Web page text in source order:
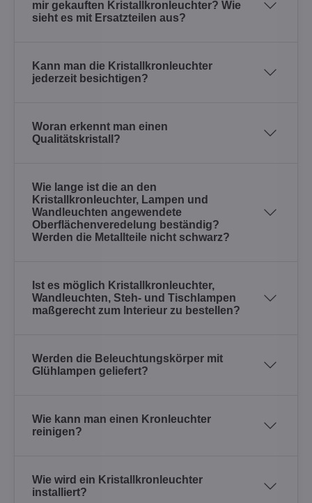
mir gekauften Kristallkronleuchter? Wie
sieht es mit Ersatzteilen aus?
Kann man die Kristallkronleuchter
jederzeit besichtigen?
Woran erkennt man einen
Qualitätskristall?
Wie lange ist die an den
Kristallkronleuchter, Lampen und
Wandleuchten angewendete
Oberflächenveredelung beständig?
Werden die Metallteile nicht schwarz?
Ist es möglich Kristallkronleuchter,
Wandleuchten, Steh- und Tischlampen
maßgerecht zum Interieur zu bestellen?
Werden die Beleuchtungskörper mit
Glühlampen geliefert?
Wie kann man einen Kronleuchter
reinigen?
Wie wird ein Kristallkronleuchter
installiert?